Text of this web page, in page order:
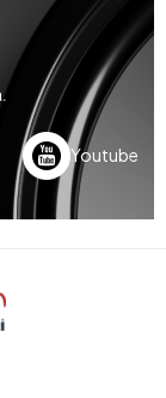
Youtube